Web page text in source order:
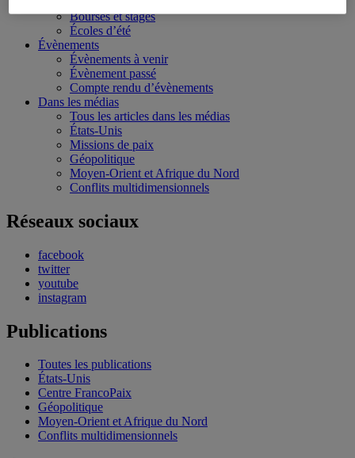
Bourses et stages
Écoles d’été
Évènements
Évènements à venir
Évènement passé
Compte rendu d’évènements
Dans les médias
Tous les articles dans les médias
États-Unis
Missions de paix
Géopolitique
Moyen-Orient et Afrique du Nord
Conflits multidimensionnels
Réseaux sociaux
facebook
twitter
youtube
instagram
Publications
Toutes les publications
États-Unis
Centre FrancoPaix
Géopolitique
Moyen-Orient et Afrique du Nord
Conflits multidimensionnels